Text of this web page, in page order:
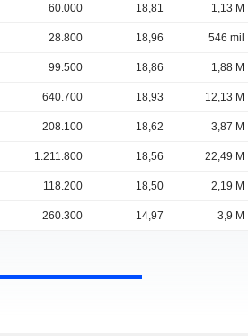
60.000 18,81 1,13 M
28.800 18,96 546 mil
99.500 18,86 1,88 M
640.700 18,93 12,13 M
208.100 18,62 3,87 M
1.211.800 18,56 22,49 M
118.200 18,50 2,19 M
260.300 14,97 3,9 M